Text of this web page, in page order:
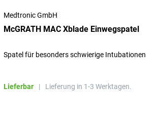
Medtronic GmbH
McGRATH MAC Xblade Einwegspatel
Spatel für besonders schwierige Intubationen
Lieferbar | Lieferung in 1-3 Werktagen.